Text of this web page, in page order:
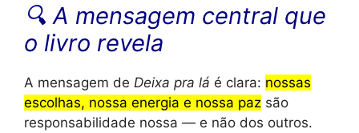
🔍 A mensagem central que
o livro revela
A mensagem de Deixa pra lá é clara: nossas
escolhas, nossa energia e nossa paz são
responsabilidade nossa — e não dos outros.